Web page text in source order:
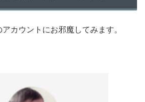
アカウントにお邪魔してみます。